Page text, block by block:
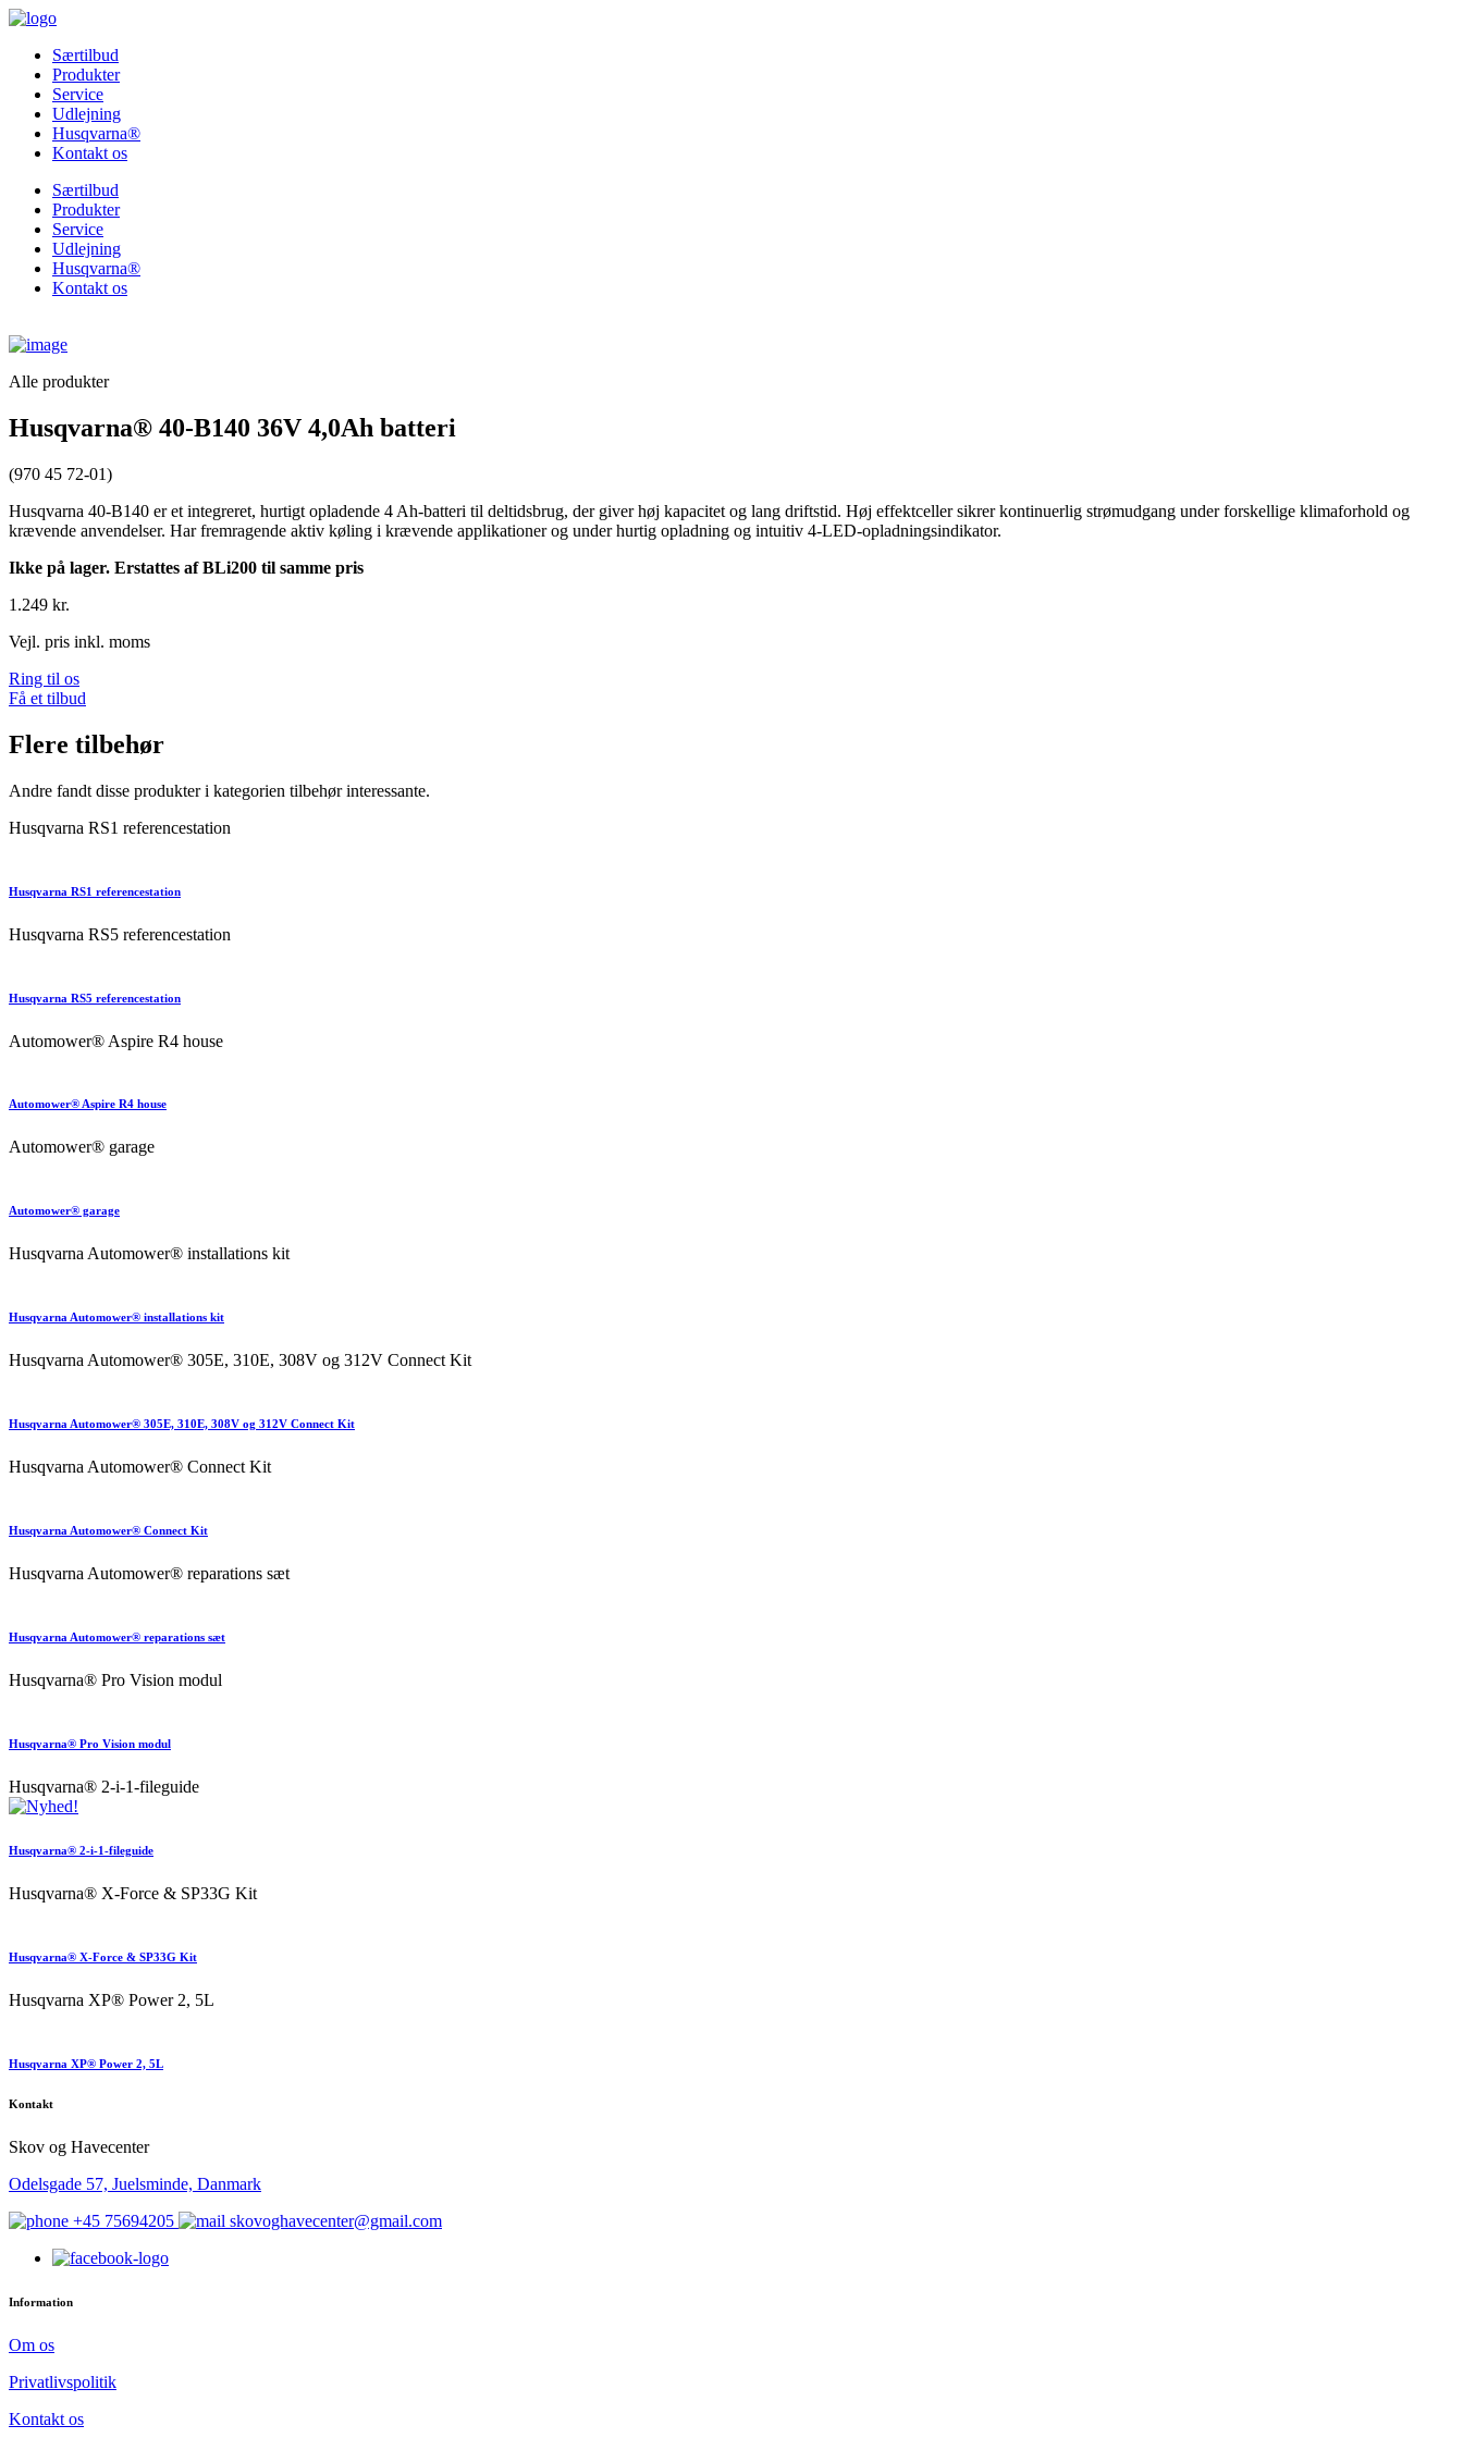
Særtilbud
Produkter
Service
Udlejning
Husqvarna®
Kontakt os
Særtilbud
Produkter
Service
Udlejning
Husqvarna®
Kontakt os
Alle produkter
Husqvarna® 40-B140 36V 4,0Ah batteri
(970 45 72-01)
Husqvarna 40-B140 er et integreret, hurtigt opladende 4 Ah-batteri til deltidsbrug, der giver høj kapacitet og lang driftstid. Høj effektceller sikrer kontinuerlig strømudgang under forskellige klimaforhold og
krævende anvendelser. Har fremragende aktiv køling i krævende applikationer og under hurtig opladning og intuitiv 4-LED-opladningsindikator.
Ikke på lager. Erstattes af BLi200 til samme pris
1.249 kr.
Vejl. pris inkl. moms
Ring til os
Få et tilbud
Flere tilbehør
Andre fandt disse produkter i kategorien tilbehør interessante.
Husqvarna RS1 referencestation
Husqvarna RS1 referencestation
Husqvarna RS5 referencestation
Husqvarna RS5 referencestation
Automower® Aspire R4 house
Automower® Aspire R4 house
Automower® garage
Automower® garage
Husqvarna Automower® installations kit
Husqvarna Automower® installations kit
Husqvarna Automower® 305E, 310E, 308V og 312V Connect Kit
Husqvarna Automower® 305E, 310E, 308V og 312V Connect Kit
Husqvarna Automower® Connect Kit
Husqvarna Automower® Connect Kit
Husqvarna Automower® reparations sæt
Husqvarna Automower® reparations sæt
Husqvarna® Pro Vision modul
Husqvarna® Pro Vision modul
Husqvarna® 2-i-1-fileguide
Husqvarna® 2-i-1-fileguide
Husqvarna® X-Force & SP33G Kit
Husqvarna® X-Force & SP33G Kit
Husqvarna XP® Power 2, 5L
Husqvarna XP® Power 2, 5L
Kontakt
Skov og Havecenter
Odelsgade 57, Juelsminde, Danmark
+45 75694205
skovoghavecenter@gmail.com
Information
Om os
Privatlivspolitik
Kontakt os